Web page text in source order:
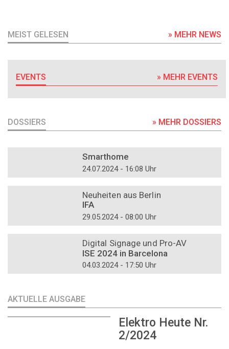
MEIST GELESEN » MEHR NEWS
EVENTS » MEHR EVENTS
DOSSIERS » MEHR DOSSIERS
Smarthome
24.07.2024 - 16:08 Uhr
Neuheiten aus Berlin
IFA
29.05.2024 - 08:00 Uhr
Digital Signage und Pro-AV
ISE 2024 in Barcelona
04.03.2024 - 17:50 Uhr
AKTUELLE AUSGABE
Elektro Heute Nr.
2/2024